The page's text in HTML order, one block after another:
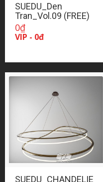
SUEDU_Den
Tran_Vol.09 (FREE)
0₫
VIP - 0đ
SUEDU_CHANDELIE